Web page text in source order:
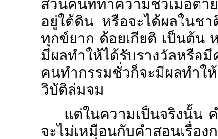
ส่วนคนที่ทำความชั่วเมื่อตา
อยู่ใต้ดิน หรือจะได้ผลในช
ทุกข์ยาก ด้อยเกียติ เป็นต้น
มีผลทำให้ได้รับรางวัลหรือ
คนทำกรรมชั่วก็จะมีผลทำใ
วิบัติล่มจม
แต่ในความเป็นจริงนั้น
จะไม่เหมือนกับคำสอนเรื่